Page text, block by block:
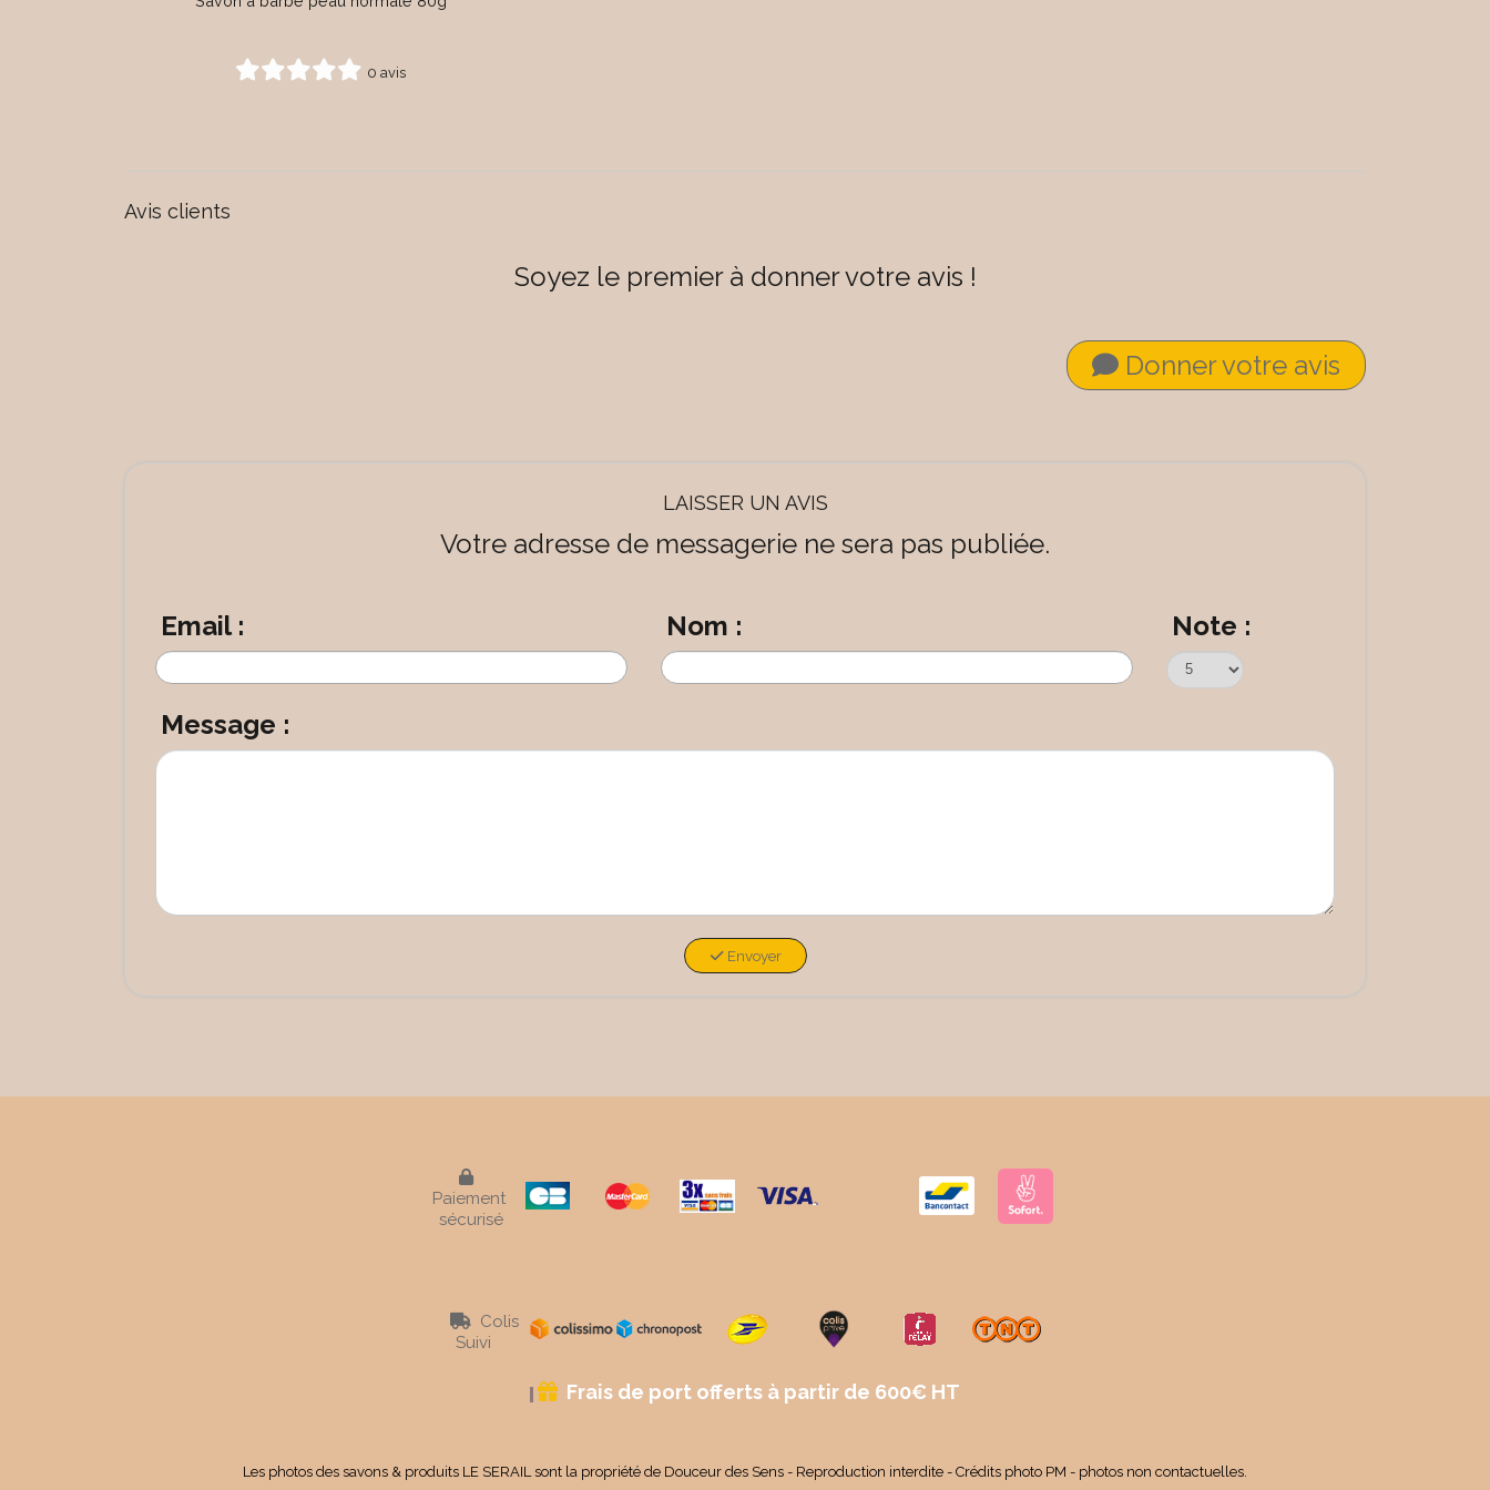
0 avis
Avis clients
Soyez le premier à donner votre avis !
Donner votre avis
LAISSER UN AVIS
Votre adresse de messagerie ne sera pas publiée.
Email : Nom : Note :
Message :
Envoyer

Paiement
sécurisé

Colis
Suivi
 Frais de port offerts à partir de 600€ HT
Les photos des savons & produits LE SERAIL sont la propriété de Douceur des Sens - Reproduction interdite - Crédits photo PM - photos non contactuelles.